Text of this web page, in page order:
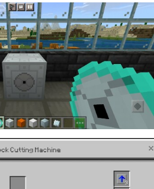
плотных пластин на 9 пыли (15 ->
кучек пыли в 1 пыль: 20 с ->
опустошения капсул время
2 секунд
доменной печи
всю подаваемую тепловую
а далее требовала по 1 HU/t